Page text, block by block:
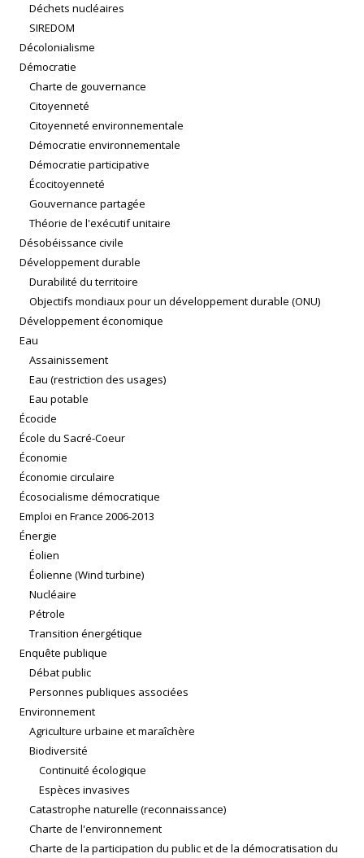
Déchets nucléaires
SIREDOM
Décolonialisme
Démocratie
Charte de gouvernance
Citoyenneté
Citoyenneté environnementale
Démocratie environnementale
Démocratie participative
Écocitoyenneté
Gouvernance partagée
Théorie de l'exécutif unitaire
Désobéissance civile
Développement durable
Durabilité du territoire
Objectifs mondiaux pour un développement durable (ONU)
Développement économique
Eau
Assainissement
Eau (restriction des usages)
Eau potable
Écocide
École du Sacré-Coeur
Économie
Économie circulaire
Écosocialisme démocratique
Emploi en France 2006-2013
Énergie
Éolien
Éolienne (Wind turbine)
Nucléaire
Pétrole
Transition énergétique
Enquête publique
Débat public
Personnes publiques associées
Environnement
Agriculture urbaine et maraîchère
Biodiversité
Continuité écologique
Espèces invasives
Catastrophe naturelle (reconnaissance)
Charte de l'environnement
Charte de la participation du public et de la démocratisation du